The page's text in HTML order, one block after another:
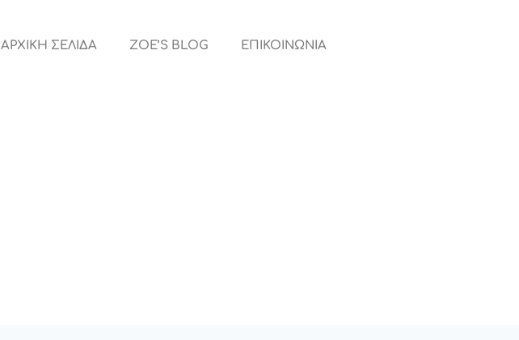
ΑΡΧΙΚΗ ΣΕΛΙΔΑ ZOE’S BLOG ΕΠΙΚΟΙΝΩΝΙΑ